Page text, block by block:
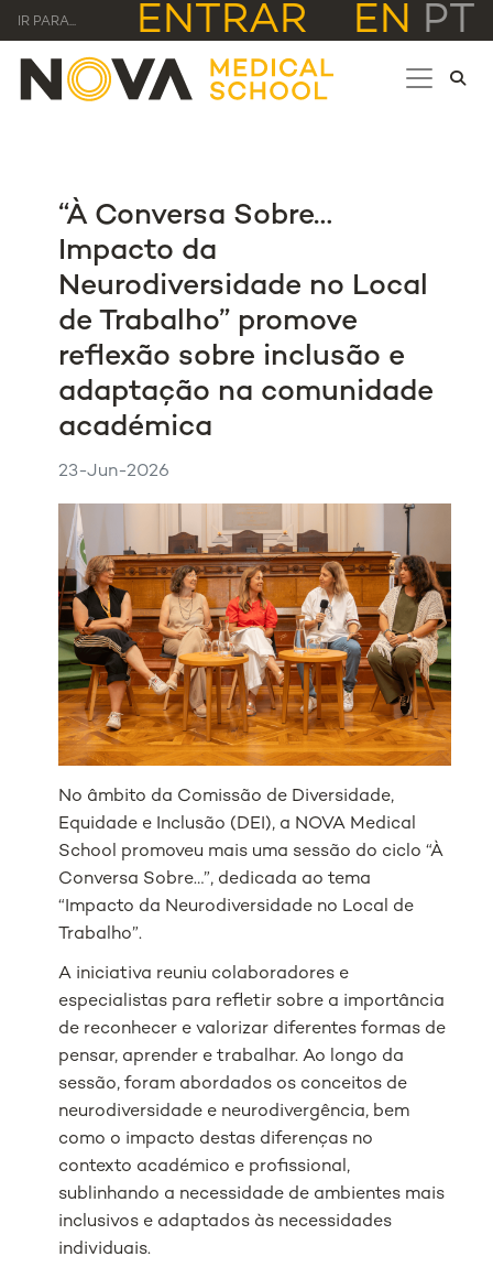
IR PARA... ENTRAR EN PT
“À Conversa Sobre…
Impacto da
Neurodiversidade no Local
de Trabalho” promove
reflexão sobre inclusão e
adaptação na comunidade
académica
23-Jun-2026
No âmbito da Comissão de Diversidade,
Equidade e Inclusão (DEI), a NOVA Medical
School promoveu mais uma sessão do ciclo “À
Conversa Sobre…”, dedicada ao tema
“Impacto da Neurodiversidade no Local de
Trabalho”.
A iniciativa reuniu colaboradores e
especialistas para refletir sobre a importância
de reconhecer e valorizar diferentes formas de
pensar, aprender e trabalhar. Ao longo da
sessão, foram abordados os conceitos de
neurodiversidade e neurodivergência, bem
como o impacto destas diferenças no
contexto académico e profissional,
sublinhando a necessidade de ambientes mais
inclusivos e adaptados às necessidades
individuais.